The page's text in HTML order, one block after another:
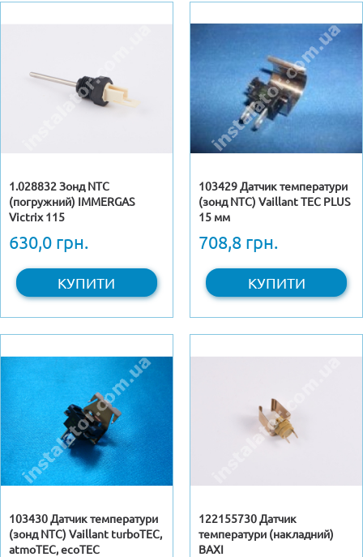
1.028832 Зонд NTC
(погружний) IMMERGAS
Victrix 115
630,0 грн.
КУПИТИ
103429 Датчик температури
(зонд NTC) Vaillant TEC PLUS
15 мм
708,8 грн.
КУПИТИ
103430 Датчик температури
(зонд NTC) Vaillant turboTEC,
atmoTEC, ecoTEC
122155730 Датчик
температури (накладний)
BAXI